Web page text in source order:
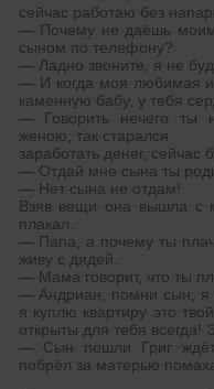
сейчас работаю без
— Почему не даёшь моим
сыном по телефону?
— Ладно звоните, я не
— И когда моя любимая
каменную бабу, у тебя
— Говорить нечего ты
женою, так старался
заработать денег, сейчас
— Отдай мне сына ты
— Нет сына не отдам!
Взяв вещи она вышла с
плакал.
— Папа, а почему ты
живу с дядей.
— Мама говорит, что ты
— Андриан, помни сын, я
я куплю квартиру это
открыты для тебя
— Сын пошли Григ ждёт
побрёл за матерью